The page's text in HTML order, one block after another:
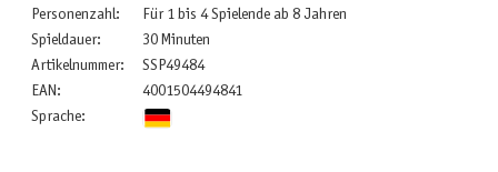
Personenzahl:
Für 1 bis 4 Spielende ab 8 Jahren
Spieldauer:
30 Minuten
Artikelnummer:
SSP49484
EAN:
4001504494841
Sprache: